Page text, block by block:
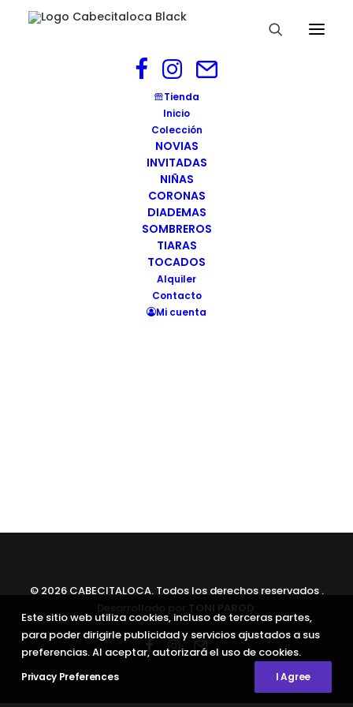
Tienda
Inicio
Colección
NOVIAS
INVITADAS
NIÑAS
CORONAS
DIADEMAS
SOMBREROS
TIARAS
TOCADOS
Alquiler
Contacto
Mi cuenta
Tiara joya Salzburgo.cabecitaloca (4)
Tiara SALZBURGO
Tiara joya Salzburgo.cabecitaloca (4)
© 2026 CABECITALOCA. Todos los derechos reservados .
Este sitio web utiliza cookies, incluso de terceras partes,
para poder dirigirle publicidad y servicios ajustados a sus
preferencias. Al aceptar, autorizará el uso de cookies.
Privacy Preferences I Agree